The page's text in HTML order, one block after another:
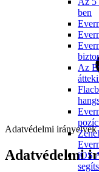
ben
Az
iOS
Adatvédelmi irányelvek
Adatvédelmi